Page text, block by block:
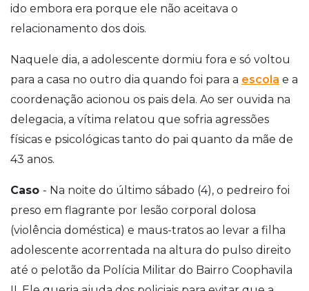
ido embora era porque ele não aceitava o
relacionamento dos dois.
Naquele dia, a adolescente dormiu fora e só voltou
para a casa no outro dia quando foi para a escola e a
coordenação acionou os pais dela. Ao ser ouvida na
delegacia, a vítima relatou que sofria agressões
físicas e psicológicas tanto do pai quanto da mãe de
43 anos.
Caso - Na noite do último sábado (4), o pedreiro foi
preso em flagrante por lesão corporal dolosa
(violência doméstica) e maus-tratos ao levar a filha
adolescente acorrentada na altura do pulso direito
até o pelotão da Polícia Militar do Bairro Coophavila